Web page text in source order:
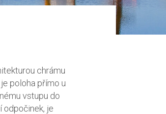
chrámu
poloha přímo u
vstupu do
odpočinek, je